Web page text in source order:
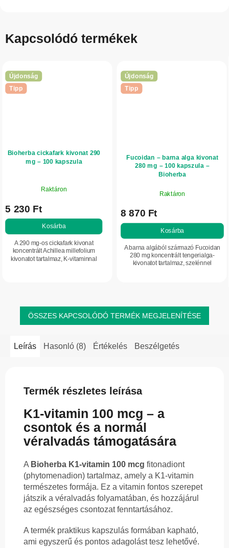
Kapcsolódó termékek
Újdonság
Tipp
Bioherba cickafark kivonat 290
mg – 100 kapszula
Raktáron
5 230 Ft
Kosárba
A 290 mg-os cickafark kivonat
koncentrált Achillea millefolium
kivonatot tartalmaz, K-vitaminnal
Újdonság
Tipp
Fucoidan – barna alga kivonat
280 mg – 100 kapszula –
Bioherba
Raktáron
8 870 Ft
Kosárba
A barna algából származó Fucoidan
280 mg koncentrált tengerialga-
kivonatot tartalmaz, szelénnel
ÖSSZES KAPCSOLÓDÓ TERMÉK MEGJELENÍTÉSE
Leírás Hasonló (8) Értékelés Beszélgetés
Termék részletes leírása
K1-vitamin 100 mcg – a
csontok és a normál
véralvadás támogatására
A Bioherba K1-vitamin 100 mcg fitonadiont
(phytomenadion) tartalmaz, amely a K1-vitamin
természetes formája. Ez a vitamin fontos szerepet
játszik a véralvadás folyamatában, és hozzájárul
az egészséges csontozat fenntartásához.
A termék praktikus kapszulás formában kapható,
ami egyszerű és pontos adagolást tesz lehetővé.